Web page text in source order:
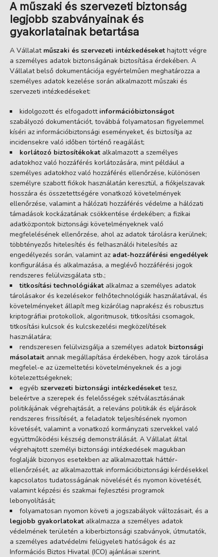
A műszaki és szervezeti biztonság
legjobb szabványainak és
gyakorlatainak betartása
A Vállalat műszaki és szervezeti intézkedéseket hajtott végre
a személyes adatok biztonságának biztosítása érdekében. A
Vállalat belső dokumentációja egyértelműen meghatározza a
személyes adatok kezelése során alkalmazott műszaki és
szervezeti intézkedéseket:
kidolgozott és elfogadott információbiztonságot
szabályozó dokumentációt, továbbá folyamatosan figyelemmel
kíséri az információbiztonsági eseményeket, és biztosítja az
incidensekre való időben történő reagálást;
korlátozó biztosítékokat alkalmazott a személyes
adatokhoz való hozzáférés korlátozására, mint például a
személyes adatokhoz való hozzáférés ellenőrzése, különösen
személyre szabott fiókok használatán keresztül, a fiókjelszavak
hosszára és összetettségére vonatkozó követelmények
ellenőrzése, valamint a hálózati hozzáférés védelme a hálózati
támadások kockázatának csökkentése érdekében; a fizikai
adatközpontok biztonsági követelményeknek való
megfelelésének ellenőrzése, ahol az adatok tárolásra kerülnek;
többtényezős hitelesítés és felhasználói hitelesítés az
engedélyezés során, valamint az adat-hozzáférési engedélyek
konfigurálása és alkalmazása, a meglévő hozzáférési jogok
rendszeres felülvizsgálata stb.;
titkosítási technológiákat alkalmaz a személyes adatok
tárolásakor és kezelésekor felhőtechnológiák használatával, és
követelményeket állapít meg kizárólag naprakész és robusztus
kriptográfiai protokollok, algoritmusok, titkosítási csomagok,
titkosítási kulcsok és kulcskezelési megközelítések
használatára;
rendszeresen felülvizsgálja a személyes adatok biztonsági
másolatait annak megállapítása érdekében, hogy azok tárolása
megfelel-e az üzemeltetési követelményeknek és a jogi
kötelezettségeknek;
egyéb szervezeti biztonsági intézkedéseket tesz,
beleértve a szerepek és felelősségek szétválasztásának
politikájának végrehajtását, a releváns politikák és eljárások
rendszeres frissítését, a feladatok teljesítésének nyomon
követését, valamint a vonatkozó kormányzati szervekkel való
együttműködési készség demonstrálását. A Vállalat által
végrehajtott személyi biztonsági intézkedések magukban
foglalják bizonyos esetekben az alkalmazottak háttér-
ellenőrzését, az alkalmazottak információbiztonsági kérdésekkel
kapcsolatos tudatosságának növelését és nyomon követését,
valamint képzési és szakmai fejlesztési programok
lebonyolítását;
folyamatosan nyomon követi a jogszabályok változásait, és a
legjobb gyakorlatokat alkalmazza a személyes adatok
védelmének területén a kiberbiztonsági szabványok, útmutatók,
a személyes adatvédelmi felügyeleti hatóságok és az
Információs Biztos Hivatal (ICO) ajánlásai szerint.